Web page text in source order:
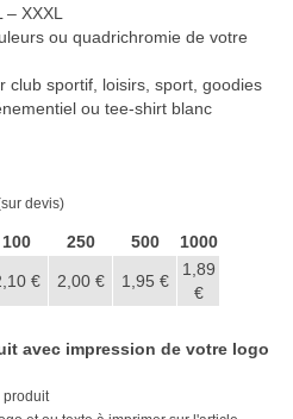
& Verre
XXXL
ou quadrichromie de votre
club sportif, loisirs, sport, goodies
ou tee-shirt blanc
devis)
100 250 500
1000
€ 2,00 € 1,95 €
1,89
€
avec impression de votre logo
produit